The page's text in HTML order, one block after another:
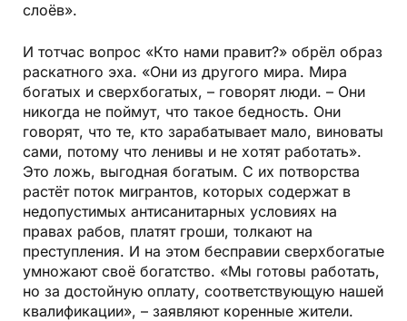
слоёв».
И тотчас вопрос «Кто нами правит?» обрёл образ
раскатного эха. «Они из другого мира. Мира
богатых и сверхбогатых, – говорят люди. – Они
никогда не поймут, что такое бедность. Они
говорят, что те, кто зарабатывает мало, виноваты
сами, потому что ленивы и не хотят работать».
Это ложь, выгодная богатым. С их потворства
растёт поток мигрантов, которых содержат в
недопустимых антисанитарных условиях на
правах рабов, платят гроши, толкают на
преступления. И на этом бесправии сверхбогатые
умножают своё богатство. «Мы готовы работать,
но за достойную оплату, соответствующую нашей
квалификации», – заявляют коренные жители.